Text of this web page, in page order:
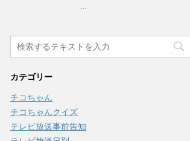
…
カテゴリー
チコちゃん
チコちゃんクイズ
テレビ放送事前告知